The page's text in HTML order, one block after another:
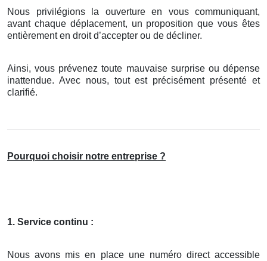
Nous privilégions la ouverture en vous communiquant,
avant chaque déplacement, un proposition que vous êtes
entièrement en droit d’accepter ou de décliner.
Ainsi, vous prévenez toute mauvaise surprise ou dépense
inattendue. Avec nous, tout est précisément présenté et
clarifié.
Pourquoi choisir notre entreprise ?
1. Service continu :
Nous avons mis en place une numéro direct accessible